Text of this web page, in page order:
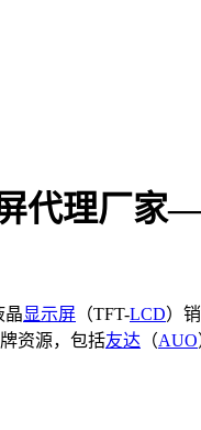
代理厂
晶显示屏 （TFT-LCD）
资源，包括友达 （AUO